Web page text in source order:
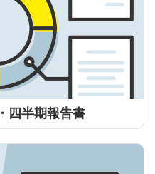
四半期報告書